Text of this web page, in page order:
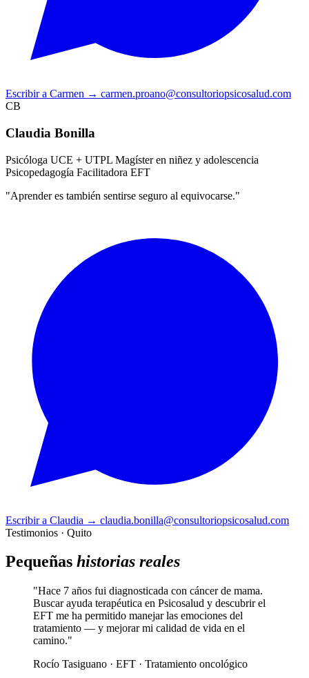
Escribir a Carmen → carmen.proano@consultoriopsicosalud.com
CB
Claudia Bonilla
Psicóloga UCE + UTPL Magíster en niñez y adolescencia
Psicopedagogía Facilitadora EFT
"Aprender es también sentirse seguro al equivocarse."
Escribir a Claudia → claudia.bonilla@consultoriopsicosalud.com
Testimonios · Quito
Pequeñas historias reales
"Hace 7 años fui diagnosticada con cáncer de mama.
Buscar ayuda terapéutica en Psicosalud y descubrir el
EFT me ha permitido manejar las emociones del
tratamiento — y mejorar mi calidad de vida en el
camino."
Rocío Tasiguano · EFT · Tratamiento oncológico